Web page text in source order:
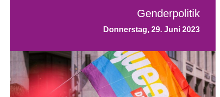
Genderpolitik
Donnerstag, 29. Juni 2023